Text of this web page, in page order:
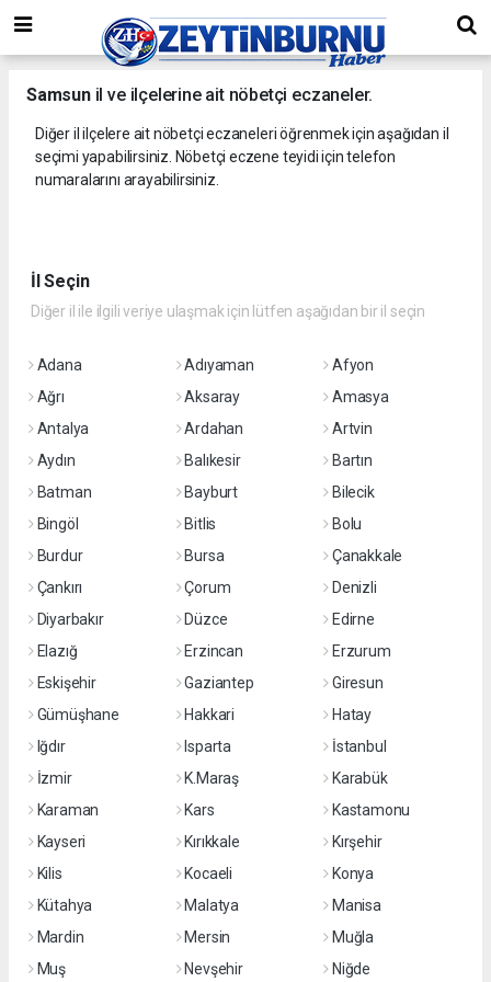
Samsunil ve ilçelerine ait nöbetçi eczaneler.
Diğer il ilçelere ait nöbetçi eczaneleri öğrenmek için aşağıdan il
seçimi yapabilirsiniz. Nöbetçi eczene teyidi için telefon
numaralarını arayabilirsiniz.
İl Seçin
Diğer il ile ilgili veriye ulaşmak için lütfen aşağıdan bir il seçin
Adana Adıyaman
Afyon
Ağrı
Aksaray
Amasya
Antalya
Ardahan
Artvin
Aydın
Balıkesir
Bartın
Batman
Bayburt
Bilecik
Bingöl
Bitlis
Bolu
Burdur
Bursa
Çanakkale
Çankırı
Çorum
Denizli
Diyarbakır
Düzce
Edirne
Elazığ
Erzincan
Erzurum
Eskişehir
Gaziantep
Giresun
Gümüşhane
Hakkari
Hatay
Iğdır
Isparta
İstanbul
İzmir
K.Maraş
Karabük
Karaman
Kars
Kastamonu
Kayseri
Kırıkkale
Kırşehir
Kilis
Kocaeli
Konya
Kütahya
Malatya
Manisa
Mardin
Mersin
Muğla
Muş
Nevşehir Niğde